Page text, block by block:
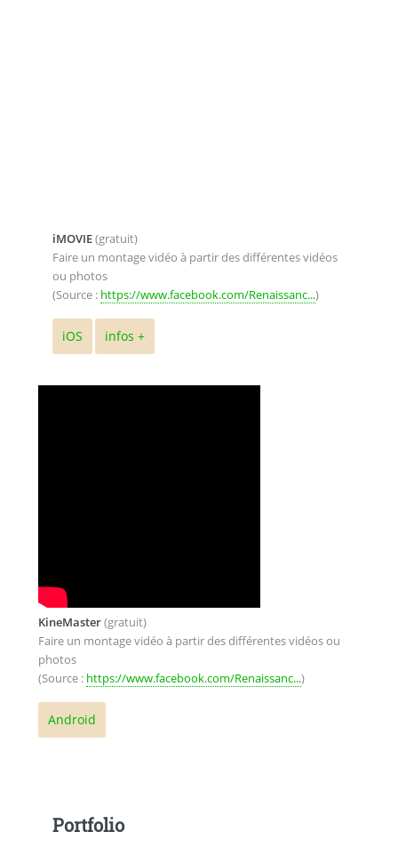
iMOVIE(gratuit)
Faire un montage vidéo à partir des différentes vidéos
ou photos
(Source : https://www.facebook.com/Renaissanc...)
iOS infos +
KineMaster(gratuit)
Faire un montage vidéo à partir des différentes vidéos ou
photos
(Source : https://www.facebook.com/Renaissanc...)
Android
Portfolio